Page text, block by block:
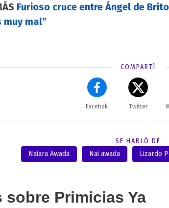
Furioso cruce entre Ángel de
muy mal”
COMPARTÍ
Facebok Twitter
SE HABLÓ DE
Naiara Awada
Nai awada Lizardo
sobre Primicias Ya